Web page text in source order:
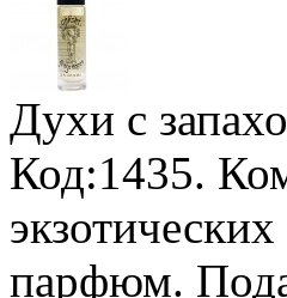
Духи с
Код:1435.
парфюм.